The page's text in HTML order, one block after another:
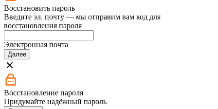
Восстановить пароль
Введите эл. почту — мы отправим вам код для
восстановления пароля
Электронная почта
Далее
Восстановление пароля
Придумайте надёжный пароль